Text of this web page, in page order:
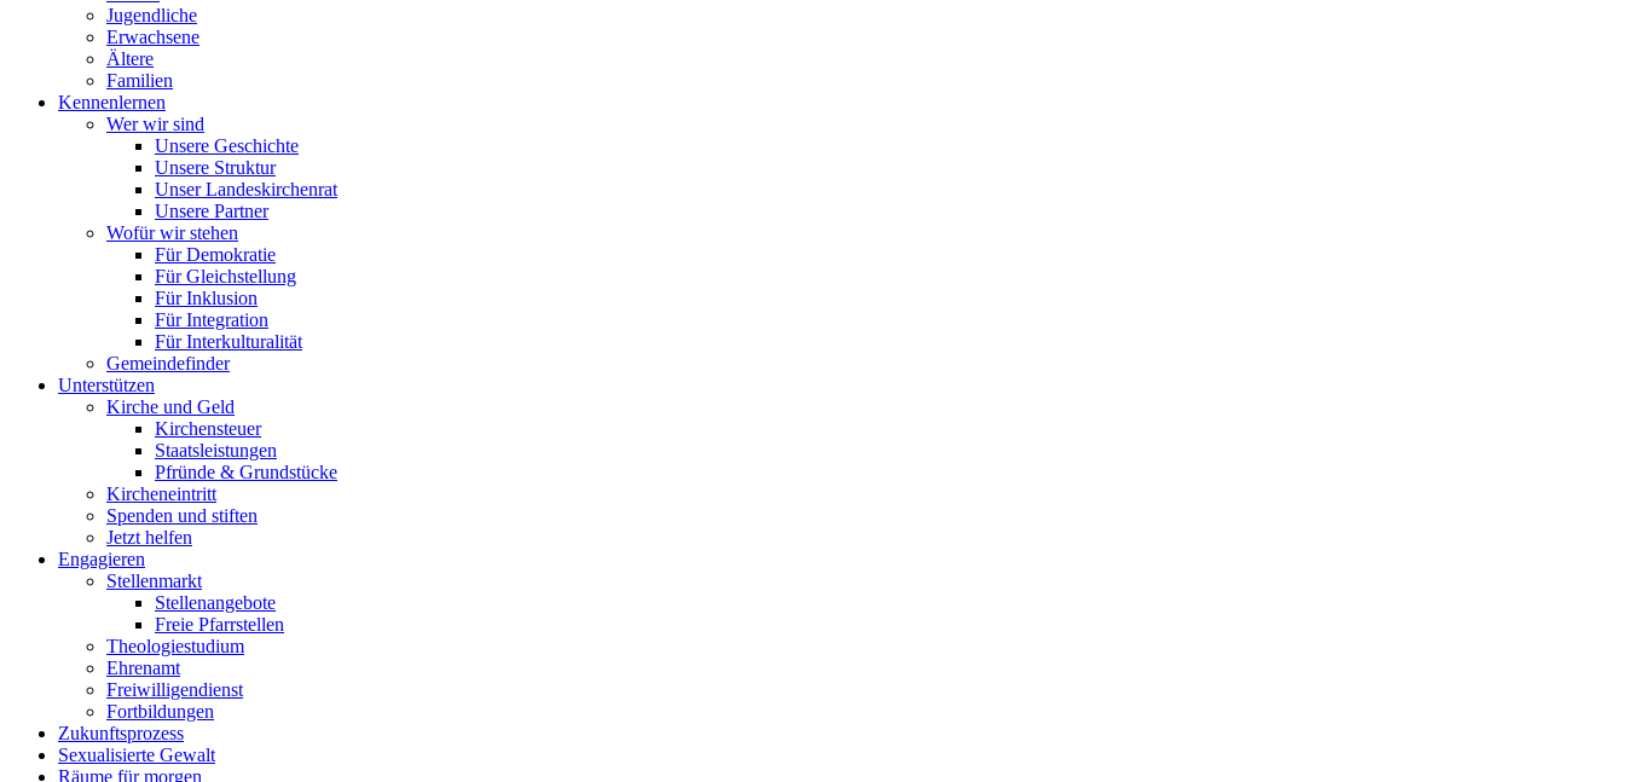
Jugendliche
Erwachsene
Ältere
Familien
Kennenlernen
Wer wir sind
Unsere Geschichte
Unsere Struktur
Unser Landeskirchenrat
Unsere Partner
Wofür wir stehen
Für Demokratie
Für Gleichstellung
Für Inklusion
Für Integration
Für Interkulturalität
Gemeindefinder
Unterstützen
Kirche und Geld
Kirchensteuer
Staatsleistungen
Pfründe & Grundstücke
Kircheneintritt
Spenden und stiften
Jetzt helfen
Engagieren
Stellenmarkt
Stellenangebote
Freie Pfarrstellen
Theologiestudium
Ehrenamt
Freiwilligendienst
Fortbildungen
Zukunftsprozess
Sexualisierte Gewalt
Räume für morgen